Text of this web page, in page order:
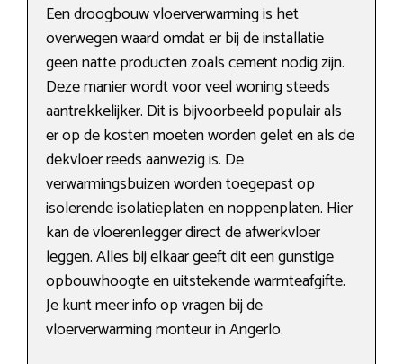
Een droogbouw vloerverwarming is het
overwegen waard omdat er bij de installatie
geen natte producten zoals cement nodig zijn.
Deze manier wordt voor veel woning steeds
aantrekkelijker. Dit is bijvoorbeeld populair als
er op de kosten moeten worden gelet en als de
dekvloer reeds aanwezig is. De
verwarmingsbuizen worden toegepast op
isolerende isolatieplaten en noppenplaten. Hier
kan de vloerenlegger direct de afwerkvloer
leggen. Alles bij elkaar geeft dit een gunstige
opbouwhoogte en uitstekende warmteafgifte.
Je kunt meer info op vragen bij de
vloerverwarming monteur in Angerlo.